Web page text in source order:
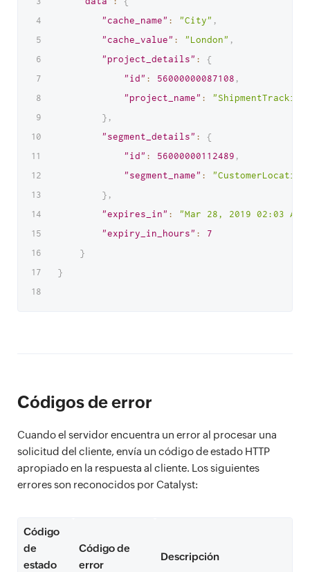
"cache_name" : "City" ,
"cache_value" : "London" ,
"project_details" :
{
"id" : 56000000087108 ,
"project_name" :
} ,
"segment_details" :
{
"id" : 56000000112489 ,
"segment_name" :
} ,
"expires_in" : "Mar 28, 2019 02:03 AM"
"expiry_in_hours" :
7
}
}
Códigos de error
Cuando el servidor encuentra un error al procesar una
solicitud del cliente, envía un código de estado HTTP
apropiado en la respuesta al cliente. Los siguientes
errores son reconocidos por Catalyst:
Código
de
estado
Código de
error
Descripción